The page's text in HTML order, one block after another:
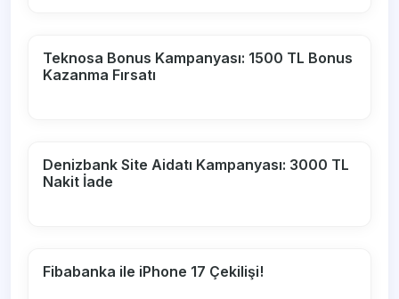
Teknosa Bonus Kampanyası: 1500 TL Bonus
Kazanma Fırsatı
Denizbank Site Aidatı Kampanyası: 3000 TL
Nakit İade
Fibabanka ile iPhone 17 Çekilişi!